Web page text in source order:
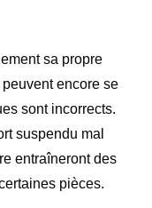
sa propre
encore se
sont incorrects.
suspendu mal
entraîneront des
pièces.